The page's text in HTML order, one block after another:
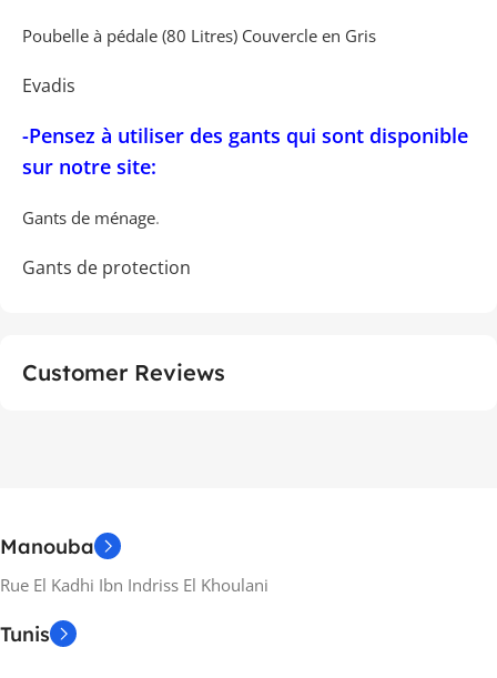
Poubelle à pédale (80 Litres) Couvercle en Gris
Evadis
-Pensez à utiliser des gants qui sont disponible
sur notre site:
Gants de ménage.
Gants de protection
Customer Reviews
Manouba
Rue El Kadhi Ibn Indriss El Khoulani
Tunis